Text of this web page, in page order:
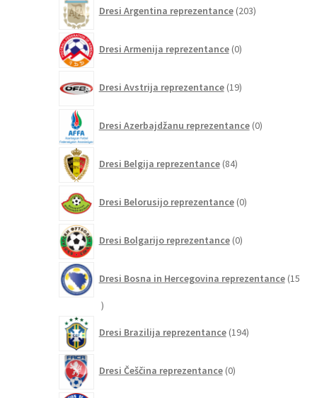
Dresi Argentina reprezentance 203izdelki
Dresi Armenija reprezentance 0izdelkov
Dresi Avstrija reprezentance 19izdelkov
Dresi Azerbajdžanu reprezentance 0izdelkov
Dresi Belgija reprezentance 84izdelkov
Dresi Belorusijo reprezentance 0izdelkov
Dresi Bolgarijo reprezentance 0izdelkov
Dresi Bosna in Hercegovina reprezentance 15
15
Dresi Brazilija reprezentance 194izdelkov
Dresi Češčina reprezentance 0izdelkov